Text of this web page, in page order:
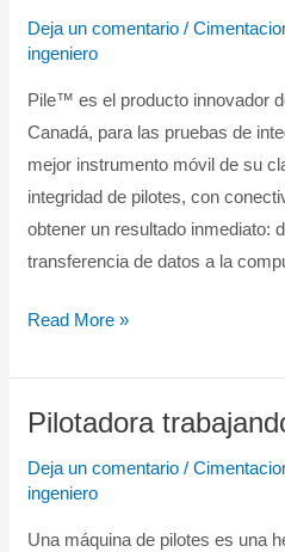
Deja un comentario /
ingeniero
Pile™ es el producto innovador
Canadá, para las pruebas de
mejor instrumento móvil de su
integridad de pilotes, con
obtener un resultado inmediato:
transferencia de datos a la
en
–
iPile
–
ASTM
D5882
Read More »
Pilotadora
Deja un comentario /
ingeniero
Una máquina de pilotes es una
Pilotadora